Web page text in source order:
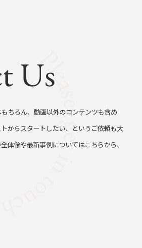
Us
ちろん、動画以外のコンテンツも含め
からスタートしたい、というご依頼も大
体像や最新事例についてはこちらから、